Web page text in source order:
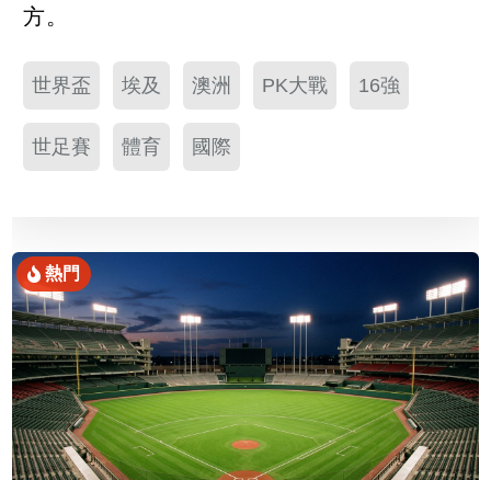
方。
世界盃 埃及 澳洲 PK大戰 16強
世足賽 體育 國際
熱門